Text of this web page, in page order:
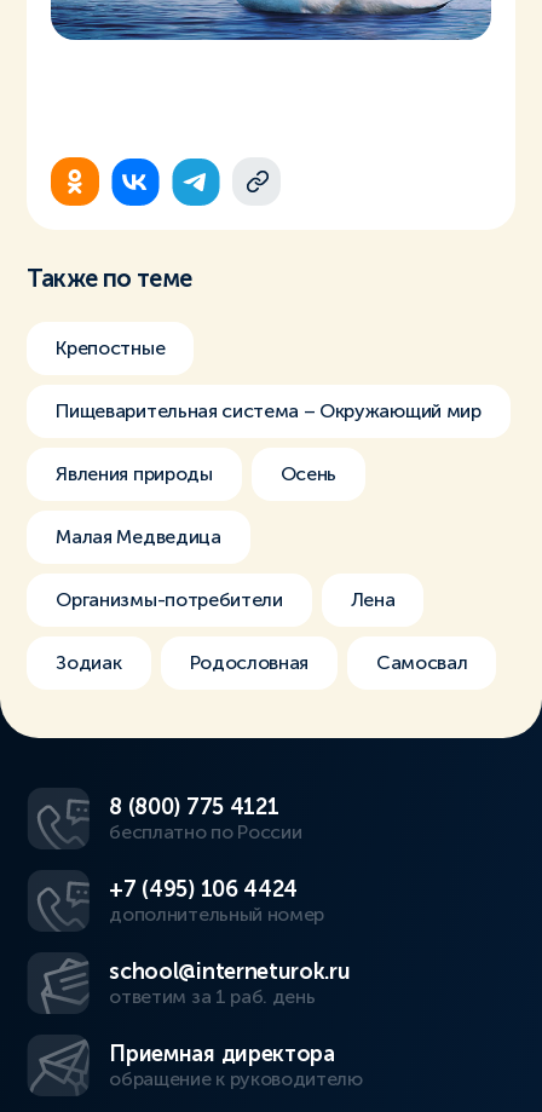
Также по теме
Крепостные
Пищеварительная система – Окружающий мир
Явления природы Осень
Малая Медведица
Организмы-потребители Лена
Зодиак Родословная Самосвал
8 (800) 775 4121
бесплатно по России
+7 (495) 106 4424
дополнительный номер
school@interneturok.ru
ответим за 1 раб. день
Приемная директора
обращение к руководителю